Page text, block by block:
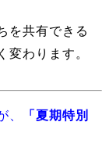
を共有できる
わります。
「夏期特別